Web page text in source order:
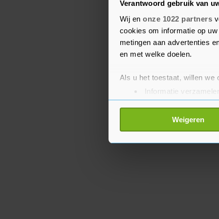
Verantwoord gebruik van
Wij en onze 1022 partners
cookies om informatie op
metingen aan advertenties
en met welke doelen.
Als u het toestaat, willen we
Informatie
Uw apparaat
Lees meer over hoe uw
toestemming op elk moment
Weigeren
commissarissen
dragen voor een
aandeelhouders dan op